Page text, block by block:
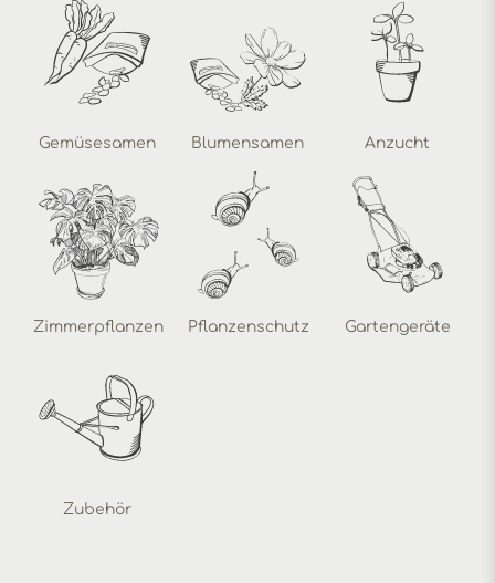
Gemüsesamen Blumensamen Anzucht
Zimmerpflanzen Pflanzenschutz Gartengeräte
Zubehör